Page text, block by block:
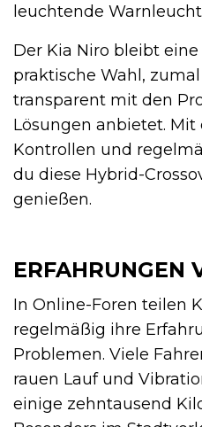
leuchtende
Der Kia Niro bleibt
praktische Wahl,
transparent mit den
Lösungen anbietet.
Kontrollen und
du diese Hybrid-
genießen.
ERFAHRUNGEN
In Online-Foren teilen
regelmäßig ihre
Problemen. Viele
rauen Lauf und
einige zehntausend